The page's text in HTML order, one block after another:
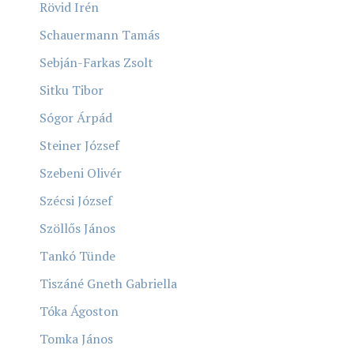
Rövid Irén
Schauermann Tamás
Sebján-Farkas Zsolt
Sitku Tibor
Sógor Árpád
Steiner József
Szebeni Olivér
Szécsi József
Szöllős János
Tankó Tünde
Tiszáné Gneth Gabriella
Tóka Ágoston
Tomka János